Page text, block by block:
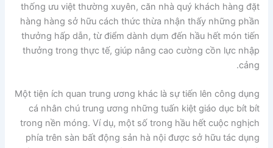
thống ưu việt thường xuyên, căn nhà quý khách hàng đặt
hàng hàng sở hữu cách thức thừa nhận thấy những phần
thưởng hấp dẫn, từ điểm dành dụm đến hầu hết món tiến
thưởng trong thực tế, giúp nâng cao cường cồn lực nhập
cảng.
Một tiện ích quan trung ương khác là sự tiến lên công dụng
cá nhân chú trung ương những tuấn kiệt giáo dục bít bít
trong nền móng. Ví dụ, một số trong hầu hết cuộc nghịch
phía trên sàn bất động sản hà nội được sở hữu tác dụng